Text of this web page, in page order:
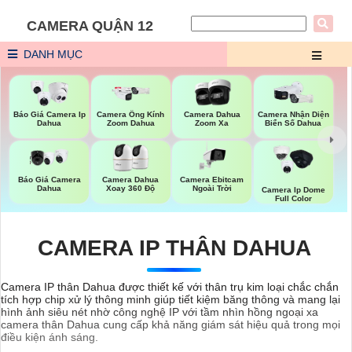
CAMERA QUẬN 12
DANH MỤC
Báo Giá Camera Ip
Dahua
Camera Ống Kính
Zoom Dahua
Camera Dahua
Zoom Xa
Camera Nhận Diện
Biển Số Dahua
Báo Giá Camera
Dahua
Camera Dahua
Xoay 360 Độ
Camera Ebitcam
Ngoài Trời
Camera Ip Dome
Full Color
CAMERA IP THÂN DAHUA
Camera IP thân Dahua được thiết kế với thân trụ kim loại chắc chắn
tích hợp chip xử lý thông minh giúp tiết kiệm băng thông và mang lại
hình ảnh siêu nét nhờ công nghệ IP với tầm nhìn hồng ngoại xa
camera thân Dahua cung cấp khả năng giám sát hiệu quả trong mọi
điều kiện ánh sáng.